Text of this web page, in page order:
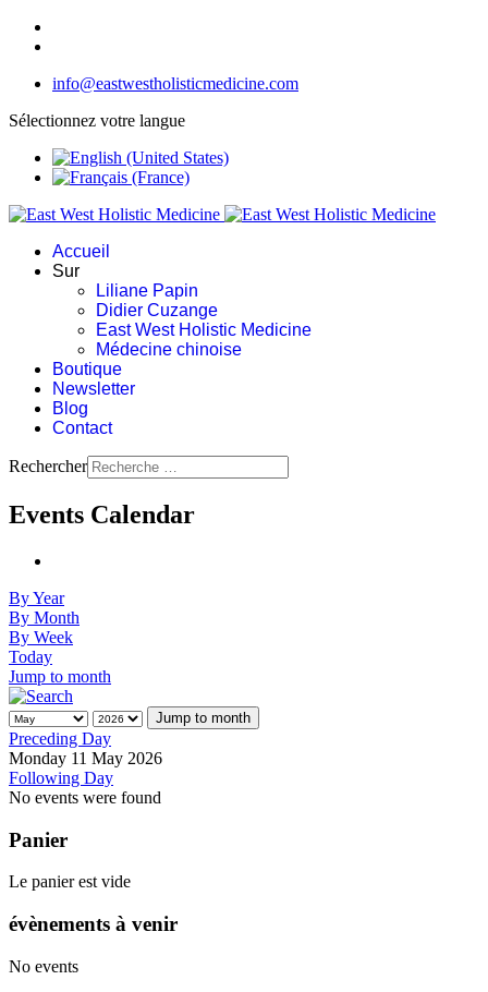
info@eastwestholisticmedicine.com
Sélectionnez votre langue
Accueil
Sur
Liliane Papin
Didier Cuzange
East West Holistic Medicine
Médecine chinoise
Boutique
Newsletter
Blog
Contact
Rechercher
Events Calendar
By Year
By Month
By Week
Today
Jump to month
Jump to month
Preceding Day
Monday 11 May 2026
Following Day
No events were found
Panier
Le panier est vide
évènements à venir
No events